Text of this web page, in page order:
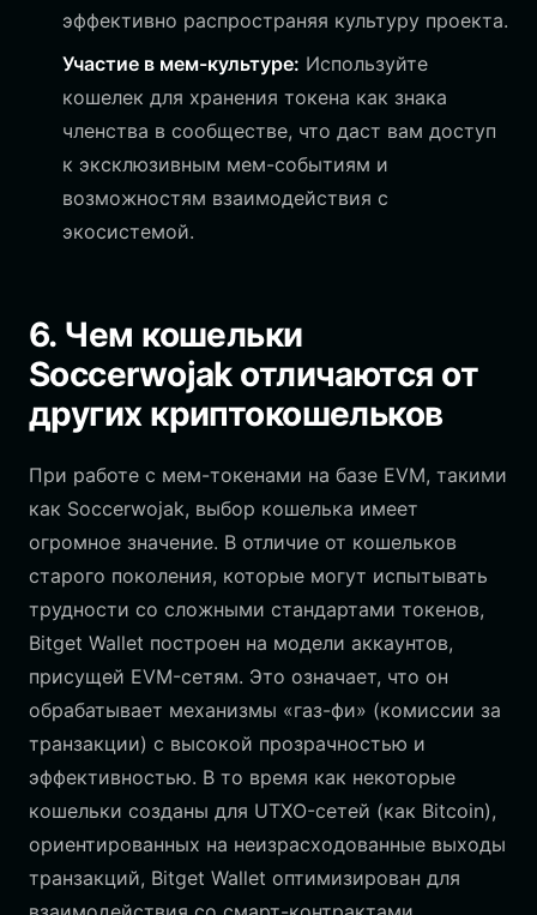
эффективно распространяя культуру проекта.
Участие в мем-культуре: Используйте
кошелек для хранения токена как знака
членства в сообществе, что даст вам доступ
к эксклюзивным мем-событиям и
возможностям взаимодействия с
экосистемой.
6. Чем кошельки
Soccerwojak отличаются от
других криптокошельков
При работе с мем-токенами на базе EVM, такими
как Soccerwojak, выбор кошелька имеет
огромное значение. В отличие от кошельков
старого поколения, которые могут испытывать
трудности со сложными стандартами токенов,
Bitget Wallet построен на модели аккаунтов,
присущей EVM-сетям. Это означает, что он
обрабатывает механизмы «газ-фи» (комиссии за
транзакции) с высокой прозрачностью и
эффективностью. В то время как некоторые
кошельки созданы для UTXO-сетей (как Bitcoin),
ориентированных на неизрасходованные выходы
транзакций, Bitget Wallet оптимизирован для